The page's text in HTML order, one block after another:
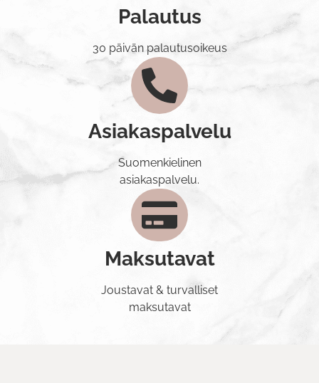
Palautus
30 päivän palautusoikeus
Asiakaspalvelu
Suomenkielinen
asiakaspalvelu.
Maksutavat
Joustavat & turvalliset
maksutavat